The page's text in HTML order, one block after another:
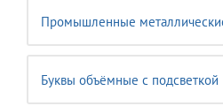
Промышленные
Буквы объёмные с подсветкой